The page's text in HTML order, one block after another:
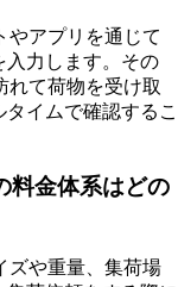
やアプリを通じて
入力します。その
れて荷物を受け取
イムで確認するこ
料金体系はどの
ズや重量、集荷場